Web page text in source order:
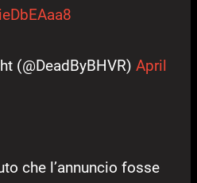
(@DeadByBHVR) April
che l’annuncio fosse